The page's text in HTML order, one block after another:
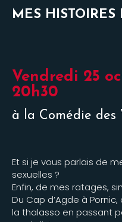
MES HISTOIRES
Vendredi 25
20h30
à la Comédie des
Et si je vous parlais de
sexuelles ?
Enfin, de mes ratages,
Du Cap d’Agde à
la thalasso en passant